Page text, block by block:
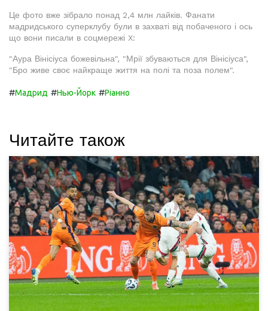
Це фото вже зібрало понад 2,4 млн лайків. Фанати
мадридського суперклубу були в захваті від побаченого і ось
що вони писали в соцмережі X:
"Аура Вінісіуса божевільна", "Мрії збуваються для Вінісіуса",
"Бро живе своє найкраще життя на полі та поза полем".
#Мадрид #Нью-Йорк #Ріанно
Читайте також